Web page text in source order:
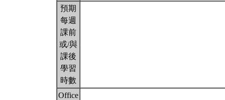
預期
每週
課前
或/與
課後
學習
時數
Office